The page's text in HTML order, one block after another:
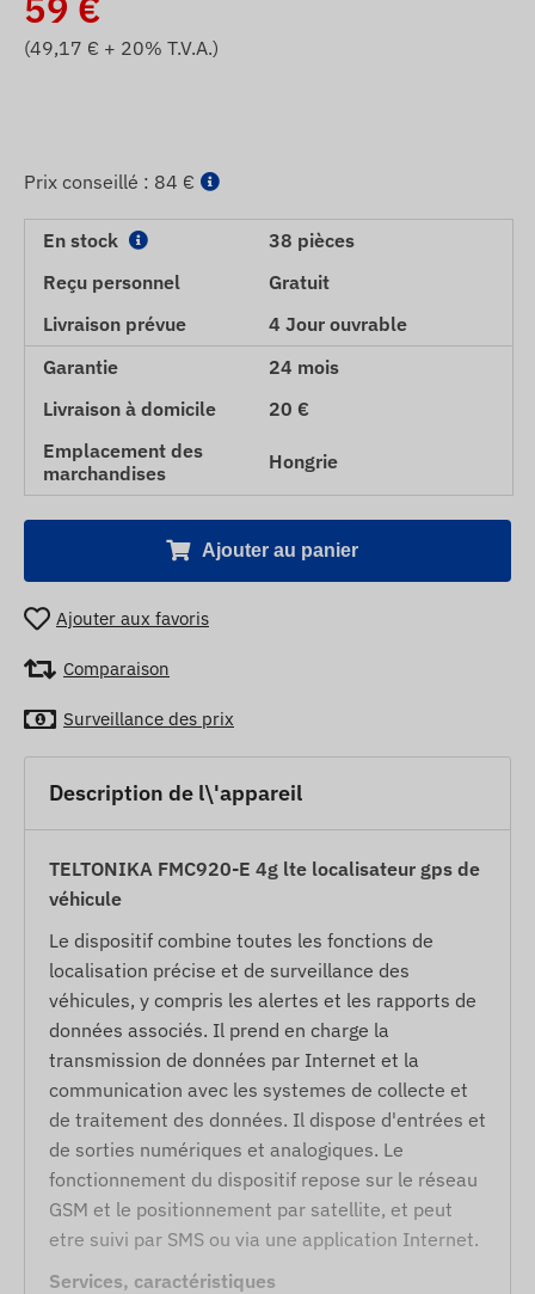
(49,17 € + 20% T.V.A.)
Prix ​​conseillé : 84 €
En stock
38 pièces
Reçu personnel
Gratuit
Livraison prévue
4 Jour ouvrable
Garantie
24 mois
Livraison à domicile
20 €
Emplacement des
marchandises
Hongrie
Ajouter au panier
Ajouter aux favoris
Comparaison
Surveillance des prix
Description de l\'appareil
TELTONIKA FMC920-E 4g lte localisateur gps de
véhicule
Le dispositif combine toutes les fonctions de
localisation précise et de surveillance des
véhicules, y compris les alertes et les rapports de
données associés. Il prend en charge la
transmission de données par Internet et la
communication avec les systemes de collecte et
de traitement des données. Il dispose d'entrées et
de sorties numériques et analogiques. Le
fonctionnement du dispositif repose sur le réseau
GSM et le positionnement par satellite, et peut
etre suivi par SMS ou via une application Internet.
Services, caractéristiques